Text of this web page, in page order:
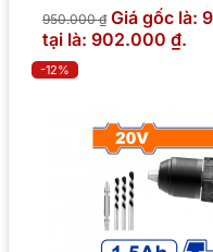
950.000₫ Giá gốc là:
tại là: 902.000 ₫.
-12%